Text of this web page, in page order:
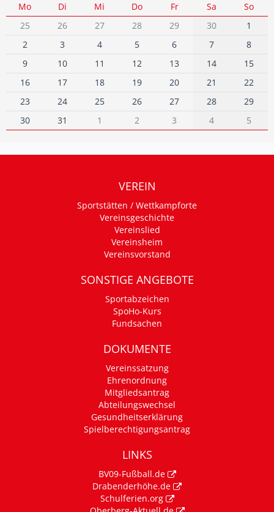
Mo Di Mi Do Fr Sa
So
25
26 27 28 29 30
1
2
3 4 5 6 7
8
9
10 11 12 13 14
15
16
17 18 19 20 21
22
23
24 25 26 27 28
29
30
31 1 2 3 4 5
VEREIN
Sportstätten / Wettkampforte
Vereinsgeschichte
Vereinslied
Vereinsheim
Vereinsvorstand
SONSTIGE ANGEBOTE
Sportabzeichen
SpoHo-Kurs
Fundsachen
DOKUMENTE
Vereinssatzung
Ehrenordnung
Mitgliedsantrag
Abteilungswechsel
Gesundheitserklärung
Spielberechtigungsantrag
LINKS
BV09-Fußball.de
Drabenderhöhe.de
Schulferien.org